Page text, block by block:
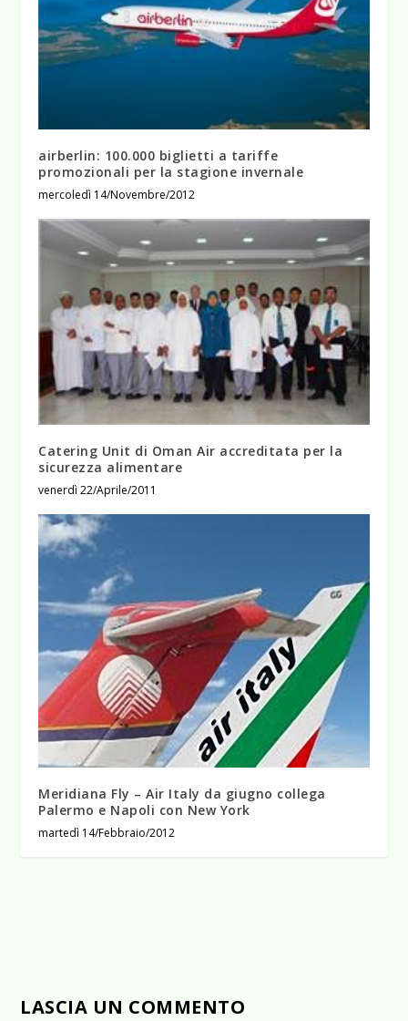
airberlin: 100.000 biglietti a tariffe
promozionali per la stagione invernale
mercoledì 14/Novembre/2012
Catering Unit di Oman Air accreditata per la
sicurezza alimentare
venerdì 22/Aprile/2011
Meridiana Fly – Air Italy da giugno collega
Palermo e Napoli con New York
martedì 14/Febbraio/2012
LASCIA UN COMMENTO